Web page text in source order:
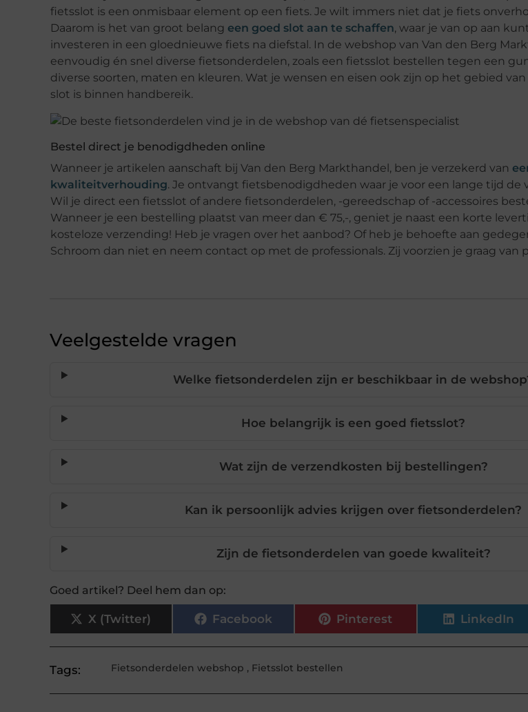
fietsslot is een onmisbaar element op een fiets. Je wilt immers niet dat je fiets
Daarom is het van groot belang een goed slot aan te schaffen, waar je van op aan
investeren in een gloednieuwe fiets na diefstal. In de webshop van Van den Berg
eenvoudig én snel diverse fietsonderdelen, zoals een fietsslot bestellen tegen een
diverse soorten, maten en kleuren. Wat je wensen en eisen ook zijn op het gebied
slot is binnen handbereik.
Bestel direct je benodigdheden online
Wanneer je artikelen aanschaft bij Van den Berg Markthandel, ben je verzekerd van
kwaliteitverhouding. Je ontvangt fietsbenodigdheden waar je voor een lange tijd de
Wil je direct een fietsslot of andere fietsonderdelen, -gereedschap of -accessoires
Wanneer je een bestelling plaatst van meer dan € 75,-, geniet je naast een korte
kosteloze verzending! Heb je vragen over het aanbod? Of heb je behoefte aan
Schroom dan niet en neem contact op met de professionals. Zij voorzien je graag van
Veelgestelde vragen
Welke fietsonderdelen zijn er beschikbaar in de
Hoe belangrijk is een goed fietsslot?
Wat zijn de verzendkosten bij bestellingen?
Kan ik persoonlijk advies krijgen over fietsonderdelen?
Zijn de fietsonderdelen van goede kwaliteit?
Goed artikel? Deel hem dan op:
X (Twitter) Facebook Pinterest LinkedIn
Tags: Fietsonderdelen webshop , Fietsslot bestellen